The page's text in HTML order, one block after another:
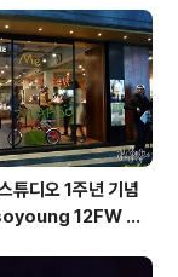
튜디오 1주년 기념
12FW 프